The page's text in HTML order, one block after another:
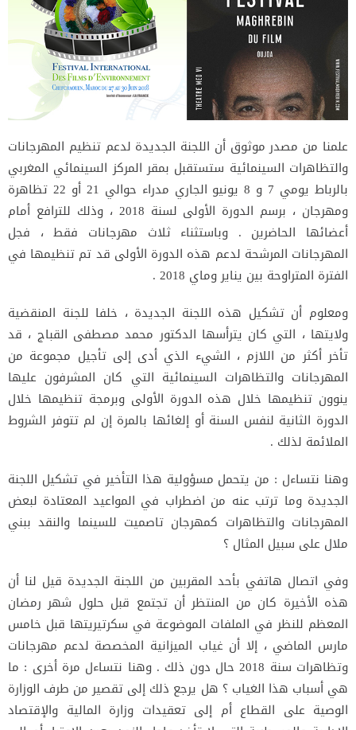
علمنا من مصدر موثوق أن اللجنة الجديدة لدعم تنظيم المهرجانات
والتظاهرات السينمائية ستستقبل بمقر المركز السينمائي المغربي
بالرباط يومي 7 و 8 يونيو الجاري مدراء حوالي 21 أو 22 تظاهرة
ومهرجان ، برسم الدورة الأولى لسنة 2018 ، وذلك للترافع أمام
أعضائها الحاضرين . وباستثناء ثلاث مهرجانات فقط ، فجل
المهرجانات المرشحة لدعم هذه الدورة الأولى قد تم تنظيمها في
الفترة المتراوحة بين يناير وماي 2018 .
ومعلوم أن تشكيل هذه اللجنة الجديدة ، خلفا للجنة المنقضية
ولايتها ، التي كان يترأسها الدكتور محمد مصطفى القباج ، قد
تأخر أكثر من اللازم ، الشيء الذي أدى إلى تأجيل مجموعة من
المهرجانات والتظاهرات السينمائية التي كان المشرفون عليها
ينوون تنظيمها خلال هذه الدورة الأولى وبرمجة تنظيمها خلال
الدورة الثانية لنفس السنة أو إلغائها بالمرة إن لم تتوفر الشروط
الملائمة لذلك .
وهنا نتساءل : من يتحمل مسؤولية هذا التأخير في تشكيل اللجنة
الجديدة وما ترتب عنه من اضطراب في المواعيد المعتادة لبعض
المهرجانات والتظاهرات كمهرجان تاصميت للسينما والنقد ببني
ملال على سبيل المثال ؟
وفي اتصال هاتفي بأحد المقربين من اللجنة الجديدة قيل لنا أن
هذه الأخيرة كان من المنتظر أن تجتمع قبل حلول شهر رمضان
المعظم للنظر في الملفات الموضوعة في سكرتيريتها قبل خامس
مارس الماضي ، إلا أن غياب الميزانية المخصصة لدعم مهرجانات
وتظاهرات سنة 2018 حال دون ذلك . وهنا نتساءل مرة أخرى : ما
هي أسباب هذا الغياب ؟ هل يرجع ذلك إلى تقصير من طرف الوزارة
الوصية على القطاع أم إلى تعقيدات وزارة المالية والإقتصاد